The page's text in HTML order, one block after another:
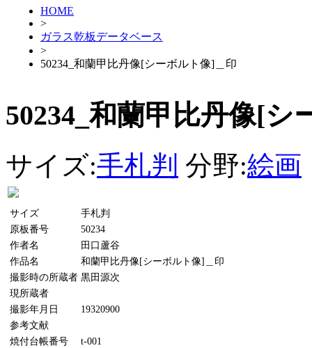
HOME
>
ガラス乾板データベース
>
50234_和蘭甲比丹像[シーボルト像]＿印
50234_和蘭甲比丹像[シ
サイズ:手札判 分野:絵画
サイズ
手札判
原板番号
50234
作者名
田口蘆谷
作品名
和蘭甲比丹像[シーボルト像]＿印
撮影時の所蔵者 黒田源次
現所蔵者
撮影年月日
19320900
参考文献
焼付台帳番号
t-001